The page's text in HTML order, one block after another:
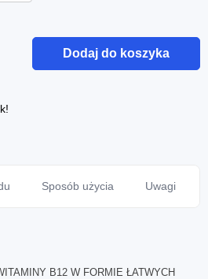
Dodaj do koszyka
Sposób użycia Uwagi
B12 W FORMIE ŁATWYCH